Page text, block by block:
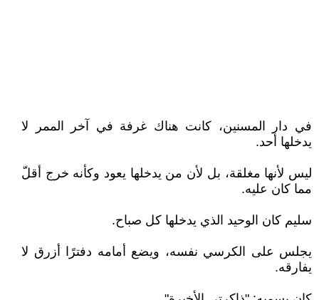
في دار المسنين، كانت هناك غرفة في آخر الممر لا
يدخلها أحد.
ليس لأنها مغلقة، بل لأن من يدخلها يعود وكأنه خرج أقلّ
مما كان عليه.
سليم كان الوحيد الذي يدخلها كل صباح.
يجلس على الكرسي نفسه، ويضع أمامه دفترًا أزرق لا
يفارقه.